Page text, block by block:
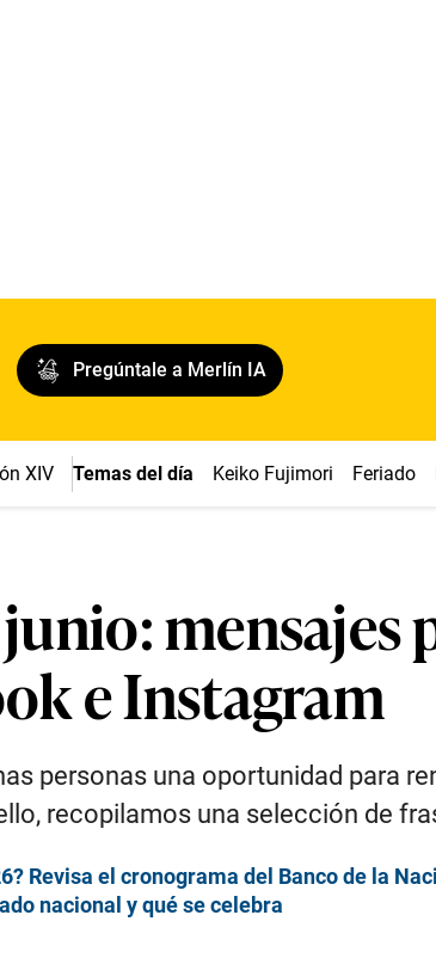
Pregúntale a Merlín IA
XIV Temas del día Keiko Fujimori Feriado
e Instagram
personas una oportunidad para
recopilamos una selección de
Revisa el cronograma del Banco de la
nacional y qué se celebra